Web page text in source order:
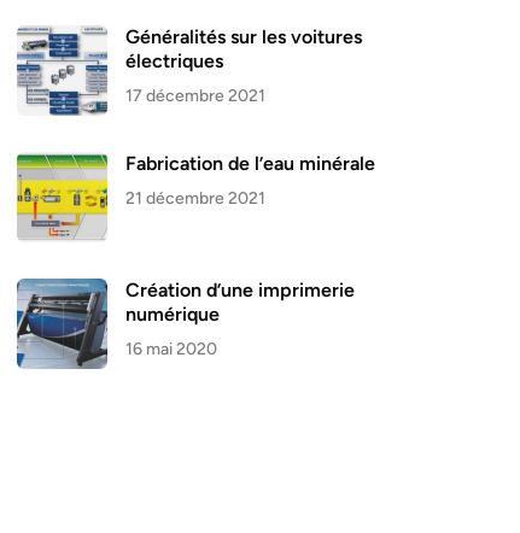
Généralités sur les voitures
électriques
17 décembre 2021
Fabrication de l’eau minérale
21 décembre 2021
Création d’une imprimerie
numérique
16 mai 2020